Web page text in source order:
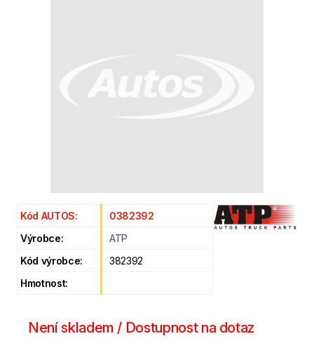
Kód AUTOS:
0382392
Výrobce:
ATP
Kód výrobce:
382392
Hmotnost:
Není skladem / Dostupnost na dotaz